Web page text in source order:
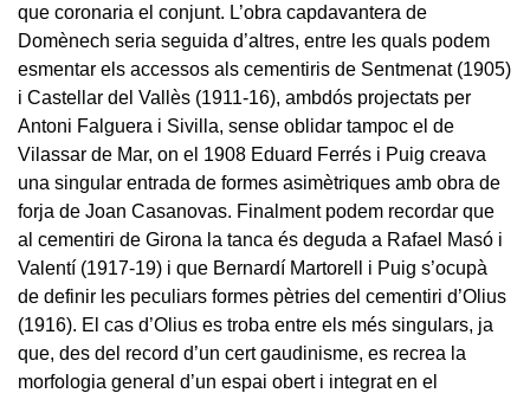
que coronaria el conjunt. L’obra capdavantera de
Domènech seria seguida d’altres, entre les quals podem
esmentar els accessos als cementiris de Sentmenat (1905)
i Castellar del Vallès (1911-16), ambdós projectats per
Antoni Falguera i Sivilla, sense oblidar tampoc el de
Vilassar de Mar, on el 1908 Eduard Ferrés i Puig creava
una singular entrada de formes asimètriques amb obra de
forja de Joan Casanovas. Finalment podem recordar que
al cementiri de Girona la tanca és deguda a Rafael Masó i
Valentí (1917-19) i que Bernardí Martorell i Puig s’ocupà
de definir les peculiars formes pètries del cementiri d’Olius
(1916). El cas d’Olius es troba entre els més singulars, ja
que, des del record d’un cert gaudinisme, es recrea la
morfologia general d’un espai obert i integrat en el